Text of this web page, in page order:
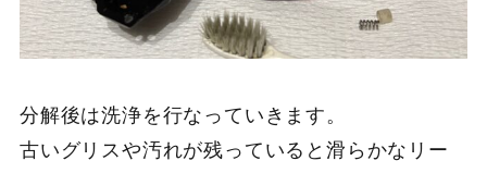
分解後は洗浄を行なっていきます。
古いグリスや汚れが残っていると滑らかなリー